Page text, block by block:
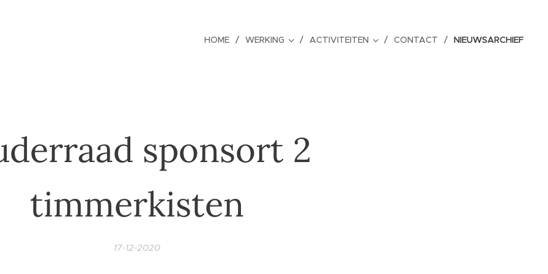
HOME WERKING ACTIVITEITEN CONTACT NIEUWSARCHIEF
sponsort 2
timmerkisten
17-12-2020